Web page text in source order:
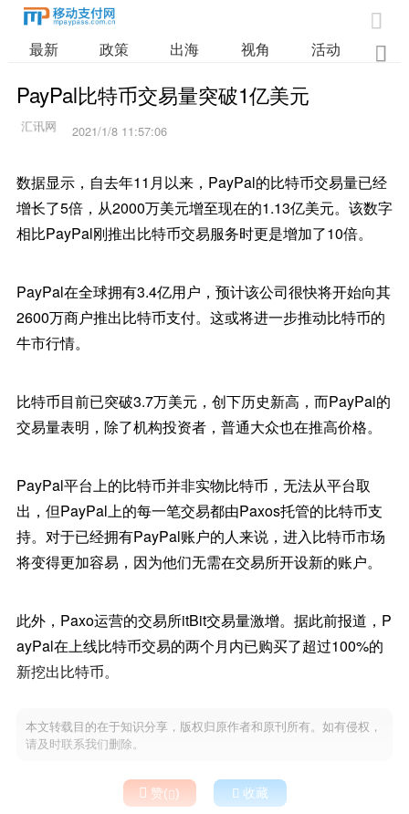

最新 政策 出海 视角 活动 业

PayPal比特币交易量突破1亿美元
2021/1/8 11:57:06
数据显示，自去年11月以来，PayPal的比特币交易量已经
增长了5倍，从2000万美元增至现在的1.13亿美元。该数字
相比PayPal刚推出比特币交易服务时更是增加了10倍。
PayPal在全球拥有3.4亿用户，预计该公司很快将开始向其
2600万商户推出比特币支付。这或将进一步推动比特币的
牛市行情。
比特币目前已突破3.7万美元，创下历史新高，而PayPal的
交易量表明，除了机构投资者，普通大众也在推高价格。
PayPal平台上的比特币并非实物比特币，无法从平台取
出，但PayPal上的每一笔交易都由Paxos托管的比特币支
持。对于已经拥有PayPal账户的人来说，进入比特币市场
将变得更加容易，因为他们无需在交易所开设新的账户。
此外，Paxo运营的交易所itBit交易量激增。据此前报道，P
ayPal在上线比特币交易的两个月内已购买了超过100%的
新挖出比特币。
本文转载目的在于知识分享，版权归原作者和原刊所有。如有侵权，
请及时联系我们删除。
 赞()  收藏